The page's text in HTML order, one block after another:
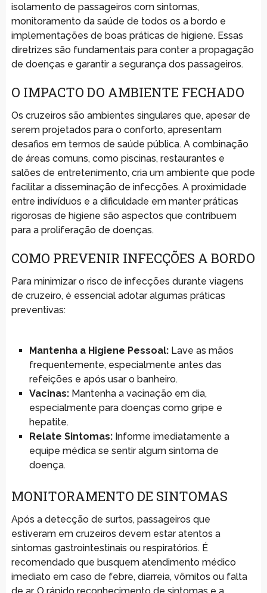
isolamento de passageiros com sintomas,
monitoramento da saúde de todos os a bordo e
implementações de boas práticas de higiene. Essas
diretrizes são fundamentais para conter a propagação
de doenças e garantir a segurança dos passageiros.
O IMPACTO DO AMBIENTE FECHADO
Os cruzeiros são ambientes singulares que, apesar de
serem projetados para o conforto, apresentam
desafios em termos de saúde pública. A combinação
de áreas comuns, como piscinas, restaurantes e
salões de entretenimento, cria um ambiente que pode
facilitar a disseminação de infecções. A proximidade
entre indivíduos e a dificuldade em manter práticas
rigorosas de higiene são aspectos que contribuem
para a proliferação de doenças.
COMO PREVENIR INFECÇÕES A BORDO
Para minimizar o risco de infecções durante viagens
de cruzeiro, é essencial adotar algumas práticas
preventivas:
Mantenha a Higiene Pessoal:Lave as mãos
frequentemente, especialmente antes das
refeições e após usar o banheiro.
Vacinas:Mantenha a vacinação em dia,
especialmente para doenças como gripe e
hepatite.
Relate Sintomas:Informe imediatamente a
equipe médica se sentir algum sintoma de
doença.
MONITORAMENTO DE SINTOMAS
Após a detecção de surtos, passageiros que
estiveram em cruzeiros devem estar atentos a
sintomas gastrointestinais ou respiratórios. É
recomendado que busquem atendimento médico
imediato em caso de febre, diarreia, vômitos ou falta